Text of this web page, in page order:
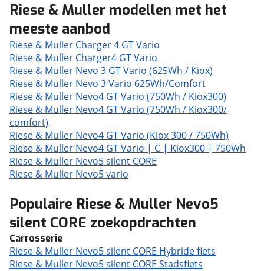
Riese & Muller modellen met het
meeste aanbod
Riese & Muller Charger 4 GT Vario
Riese & Muller Charger4 GT Vario
Riese & Muller Nevo 3 GT Vario (625Wh / Kiox)
Riese & Muller Nevo 3 Vario 625Wh/Comfort
Riese & Muller Nevo4 GT Vario (750Wh / Kiox300)
Riese & Muller Nevo4 GT Vario (750Wh / Kiox300/
comfort)
Riese & Muller Nevo4 GT Vario (Kiox 300 / 750Wh)
Riese & Muller Nevo4 GT Vario | C | Kiox300 | 750Wh
Riese & Muller Nevo5 silent CORE
Riese & Muller Nevo5 vario
Populaire Riese & Muller Nevo5
silent CORE zoekopdrachten
Carrosserie
Riese & Muller Nevo5 silent CORE Hybride fiets
Riese & Muller Nevo5 silent CORE Stadsfiets